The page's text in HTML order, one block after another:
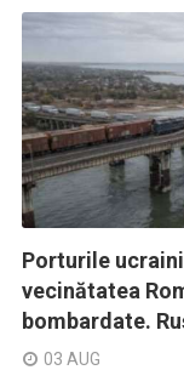
Porturile
vecinătatea
bombardate.
03 AUG